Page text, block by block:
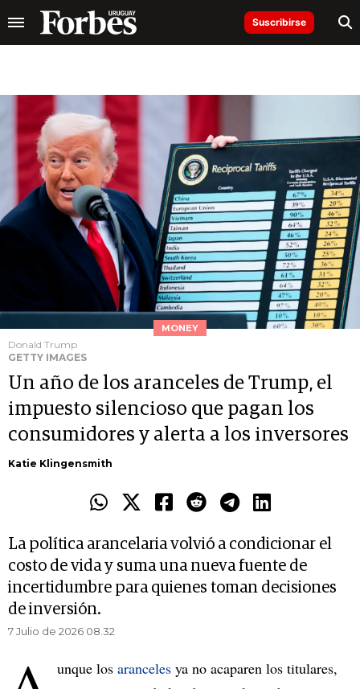
Suscribirse
MONEY
Donald Trump
GETTY IMAGES
Un año de los aranceles de Trump, el
impuesto silencioso que pagan los
consumidores y alerta a los inversores
Katie Klingensmith
La política arancelaria volvió a condicionar el
costo de vida y suma una nueva fuente de
incertidumbre para quienes toman decisiones
de inversión.
7 Julio de 2026 08.32
unque los aranceles ya no acaparen los titulares,